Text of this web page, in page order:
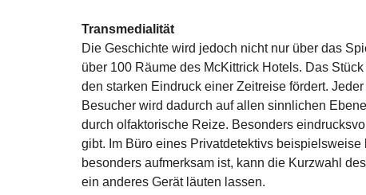
Transmedialität
Die Geschichte wird jedoch nicht nur über das
über 100 Räume des McKittrick Hotels. Das
den starken Eindruck einer Zeitreise fördert.
Besucher wird dadurch auf allen sinnlichen
durch olfaktorische Reize. Besonders
gibt. Im Büro eines Privatdetektivs
besonders aufmerksam ist, kann die Kurzwahl
ein anderes Gerät läuten lassen.